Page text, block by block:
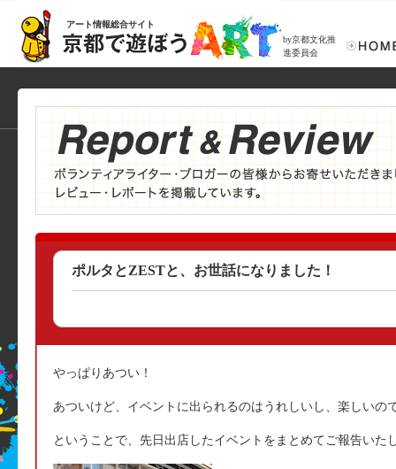
アート情報総合サイト
by京都文化推
進委員会
ポルタとZESTと、お世話になりました！
やっぱりあつい！
あついけど、イベントに出られるのはうれしいし、楽しいの
ということで、先日出店したイベントをまとめてご報告いた